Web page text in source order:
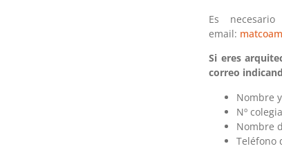
Es
email:
Si eres
correo
Nombre
Nº
Nombre
Teléfono